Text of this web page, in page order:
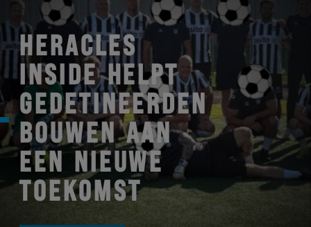
HERACLES
INSIDE HELPT
GEDETINEERDEN
BOUWEN AAN
EEN NIEUWE
TOEKOMST